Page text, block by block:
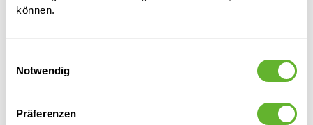
können.
Notwendig
Präferenzen
Alternative Produkte